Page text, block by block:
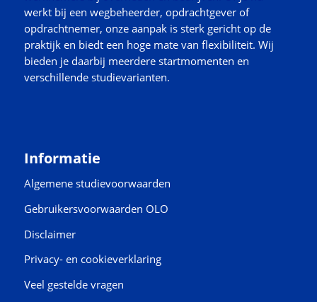
werkt bij een wegbeheerder, opdrachtgever of
opdrachtnemer, onze aanpak is sterk gericht op de
praktijk en biedt een hoge mate van flexibiliteit. Wij
bieden je daarbij meerdere startmomenten en
verschillende studievarianten.
Informatie
Algemene studievoorwaarden
Gebruikersvoorwaarden OLO
Disclaimer
Privacy- en cookieverklaring
Veel gestelde vragen